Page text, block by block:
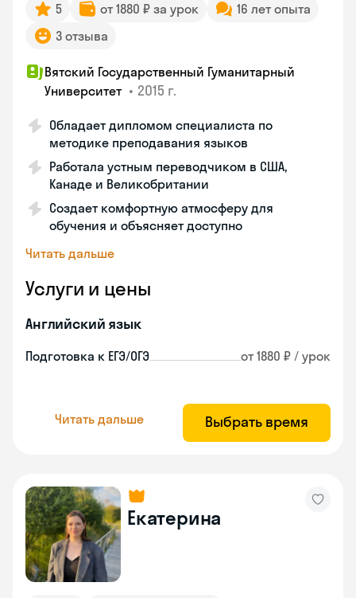
5 от 1880 ₽ за урок
16 лет опыта
3 отзыва
Вятский Государственный Гуманитарный
Университет • 2015 г.
Обладает дипломом специалиста по
методике преподавания языков
Работала устным переводчиком в США,
Канаде и Великобритании
Создает комфортную атмосферу для
обучения и объясняет доступно
Читать дальше
Услуги и цены
Английский язык
Подготовка к ЕГЭ/ОГЭ от 1880 ₽ / урок
Читать дальше Выбрать время
Екатерина